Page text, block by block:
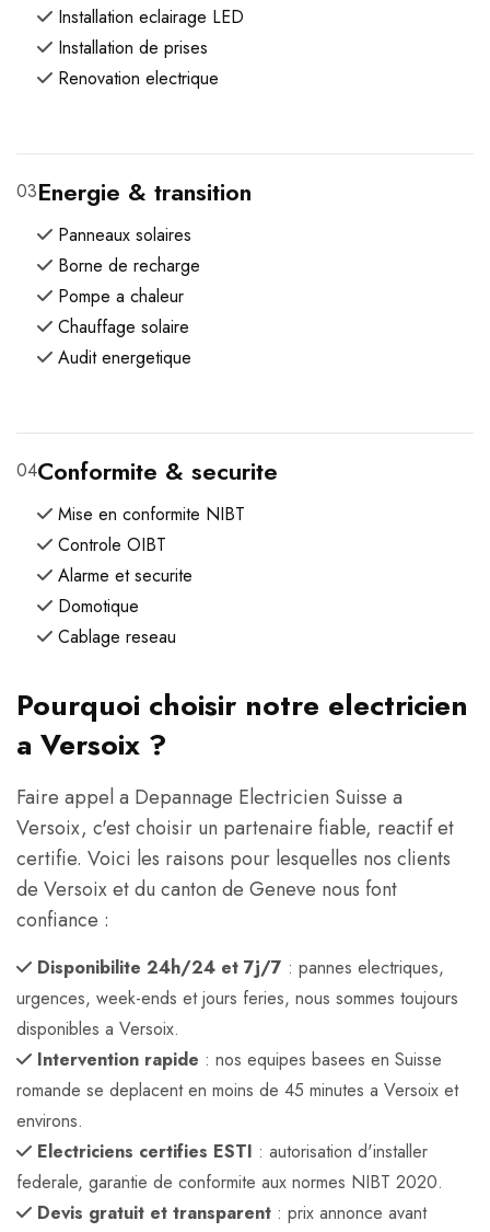
Installation eclairage LED
Installation de prises
Renovation electrique
03Energie & transition
Panneaux solaires
Borne de recharge
Pompe a chaleur
Chauffage solaire
Audit energetique
04Conformite & securite
Mise en conformite NIBT
Controle OIBT
Alarme et securite
Domotique
Cablage reseau
Pourquoi choisir notre electricien
a Versoix ?
Faire appel a Depannage Electricien Suisse a
Versoix, c'est choisir un partenaire fiable, reactif et
certifie. Voici les raisons pour lesquelles nos clients
de Versoix et du canton de Geneve nous font
confiance :
Disponibilite 24h/24 et 7j/7 : pannes electriques,
urgences, week-ends et jours feries, nous sommes toujours
disponibles a Versoix.
Intervention rapide : nos equipes basees en Suisse
romande se deplacent en moins de 45 minutes a Versoix et
environs.
Electriciens certifies ESTI : autorisation d'installer
federale, garantie de conformite aux normes NIBT 2020.
Devis gratuit et transparent : prix annonce avant